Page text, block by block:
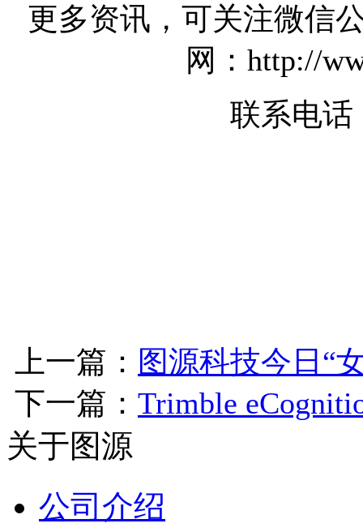
更多资讯，可关注微信
网：http://
联系电话
上一篇： 图源科技今日“
下一篇： Trimble
关于图源
公司介绍